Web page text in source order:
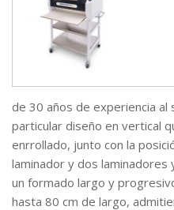
de 30 años de experiencia al
particular diseño en vertical
enrrollado, junto con la
laminador y dos
un formado largo y
hasta 80 cm de largo,